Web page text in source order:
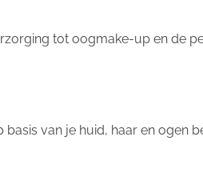
tot oogmake-up en de
van je huid, haar en ogen